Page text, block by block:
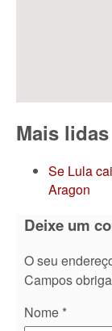
Mais lidas
Se Lula
Aragon
Deixe um
O seu
Campos
Nome *